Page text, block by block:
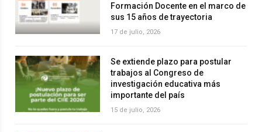
Formación Docente en el marco de
sus 15 años de trayectoria
17 de julio, 2026
Se extiende plazo para postular
trabajos al Congreso de
investigación educativa más
importante del país
15 de julio, 2026